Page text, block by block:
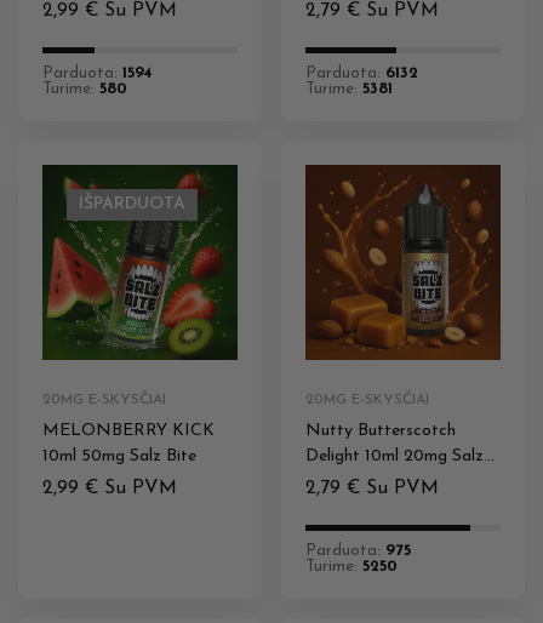
2,99 € Su PVM
Parduota: 1594
Turime: 580
2,79 € Su PVM
Parduota: 6132
Turime: 5381
IŠPARDUOTA
20MG E-SKYSČIAI
MELONBERRY KICK
10ml 50mg Salz Bite
2,99 € Su PVM
20MG E-SKYSČIAI
Nutty Butterscotch
Delight 10ml 20mg Salz
Bite
2,79 € Su PVM
Parduota: 975
Turime: 5250